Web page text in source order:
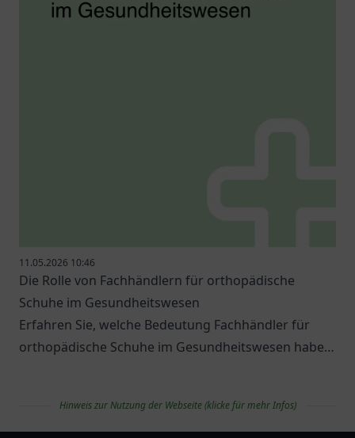
11.05.2026 10:46
Die Rolle von Fachhändlern für orthopädische
Schuhe im Gesundheitswesen
Erfahren Sie, welche Bedeutung Fachhändler für
orthopädische Schuhe im Gesundheitswesen haben
Hinweis zur Nutzung der Webseite (klicke für mehr Infos)